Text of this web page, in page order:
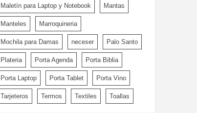
Maletín para Laptop y Notebook Mantas
Manteles Marroquineria
Mochila para Damas neceser Palo Santo
Plateria Porta Agenda Porta Biblia
Porta Laptop Porta Tablet Porta Vino
Tarjeteros Termos Textiles Toallas